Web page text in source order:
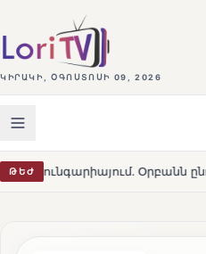
ԿԻՐԱԿԻ, ՕԳՈՍՏՈՍԻ 09, 2026
ԹԵԺՕրբանն ընդունեց